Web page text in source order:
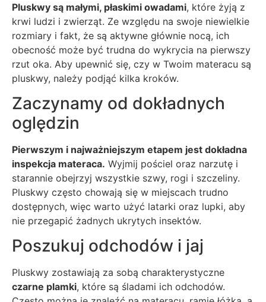
Pluskwy są małymi, płaskimi owadami, które żyją z
krwi ludzi i zwierząt. Ze względu na swoje niewielkie
rozmiary i fakt, że są aktywne głównie nocą, ich
obecność może być trudna do wykrycia na pierwszy
rzut oka. Aby upewnić się, czy w Twoim materacu są
pluskwy, należy podjąć kilka kroków.
Zaczynamy od dokładnych
oględzin
Pierwszym i najważniejszym etapem jest dokładna
inspekcja materaca. Wyjmij pościel oraz narzutę i
starannie obejrzyj wszystkie szwy, rogi i szczeliny.
Pluskwy często chowają się w miejscach trudno
dostępnych, więc warto użyć latarki oraz lupki, aby
nie przegapić żadnych ukrytych insektów.
Poszukuj odchodów i jaj
Pluskwy zostawiają za sobą charakterystyczne
czarne plamki, które są śladami ich odchodów.